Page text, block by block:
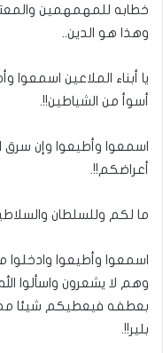
خطابه للمهمهمين
وهذا هو الدين..
يا أبناء الملاعين
أسوأ من الشياطين!!.
اسمعوا وأطيعوا وإن سرق
أعراضكم!!.
ما لكم وللسلطان
اسمعوا وأطيعوا
وهم لا يشعرون واسألوا
بعطفه فيعطيكم شيئا
بلير!!.